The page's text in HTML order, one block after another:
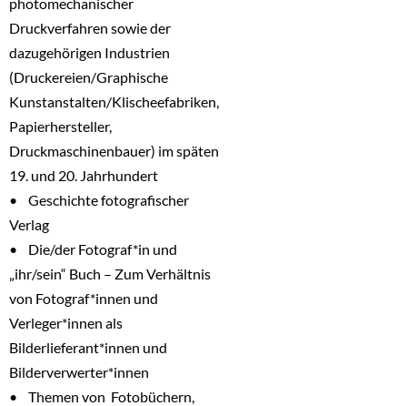
Druckverfahren sowie der
dazugehörigen Industrien
(Druckereien/Graphische
Kunstanstalten/Klischeefabriken,
Papierhersteller,
Druckmaschinenbauer) im späten
19. und 20. Jahrhundert
• Geschichte fotografischer
Verlag
• Die/der Fotograf*in und
„ihr/sein“ Buch – Zum Verhältnis
von Fotograf*innen und
Verleger*innen als
Bilderlieferant*innen und
Bilderverwerter*innen
• Themen von Fotobüchern,